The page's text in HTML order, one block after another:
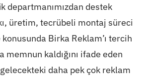
departmanımızdan destek
üretim, tecrübeli montaj süreci
Birka Reklam’ı tercih
kaldığını ifade eden
daha pek çok reklam